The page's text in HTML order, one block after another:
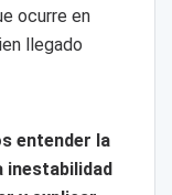
ocurre en
llegado
entender la
inestabilidad